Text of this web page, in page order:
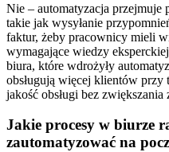
Nie – automatyzacja przejmuje
takie jak wysyłanie
faktur, żeby pracownicy mieli
wymagające wiedzy
biura, które wdrożyły
obsługują więcej klientów przy
jakość obsługi bez zwiększania
Jakie procesy w biurze
zautomatyzować na